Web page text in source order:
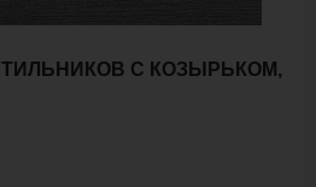
С КОЗЫРЬКОМ,